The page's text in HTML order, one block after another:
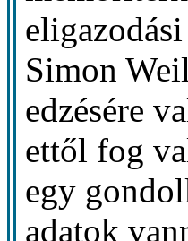
Simon
edzésére
ettől fog
egy
adatok